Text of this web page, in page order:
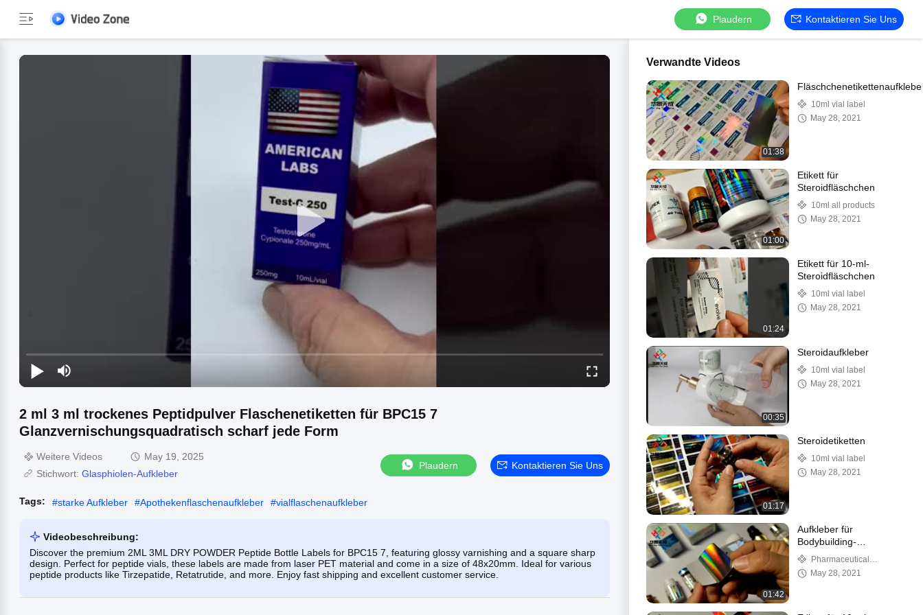
Plaudern Kontaktieren Sie Uns
2 ml 3 ml trockenes Peptidpulver Flaschenetiketten für BPC15 7
Glanzvernischungsquadratisch scharf jede Form
Weitere Videos
May 19, 2025
Stichwort: Glasphiolen-Aufkleber
Plaudern Kontaktieren Sie Uns
Tags: #starke Aufkleber #Apothekenflaschenaufkleber #vialflaschenaufkleber
Videobeschreibung:
Discover the premium 2ML 3ML DRY POWDER Peptide Bottle Labels for BPC15 7, featuring glossy varnishing and a square sharp
design. Perfect for peptide vials, these labels are made from laser PET material and come in a size of 48x20mm. Ideal for various
peptide products like Tirzepatide, Retatrutide, and more. Enjoy fast shipping and excellent customer service.
Verwandte Videos
01:38
10ml vial label
May 28, 2021
01:00
Etikett für
Steroidfläschchen
10ml all products
May 28, 2021
01:24
Etikett für 10-ml-
Steroidfläschchen
10ml vial label
May 28, 2021
00:35
Steroidaufkleber
10ml vial label
May 28, 2021
01:17
Steroidetiketten
10ml vial label
May 28, 2021
01:42
Aufkleber für
Bodybuilding-
Fläschchen
Pharmaceutical
packaging
May 28, 2021